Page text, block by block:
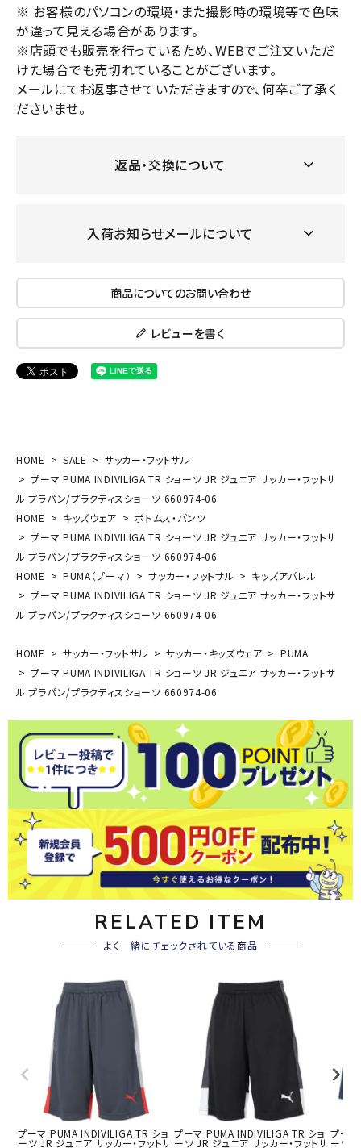
※ お客様のパソコンの環境・また撮影時の環境等で色味
が違って見える場合があります。
※店頭でも販売を行っているため、WEBでご注文いただ
けた場合でも売切れていることがございます。
メールにてお返事させていただきますので、何卒ご了承く
ださいませ。
返品・交換について
入荷お知らせメールについて
商品についてのお問い合わせ
レビューを書く
HOME SALE
サッカー・フットサル
プーマ PUMA INDIVILIGA TR ショーツ JR ジュニア サッカー・フットサ
ル プラパン/プラクティスショーツ 660974-06
HOME
キッズウェア
ボトムス・パンツ
プーマ PUMA INDIVILIGA TR ショーツ JR ジュニア サッカー・フットサ
ル プラパン/プラクティスショーツ 660974-06
HOME
PUMA（プーマ） サッカー・フットサル
キッズアパレル
プーマ PUMA INDIVILIGA TR ショーツ JR ジュニア サッカー・フットサ
ル プラパン/プラクティスショーツ 660974-06
HOME サッカー・フットサル サッカー・キッズウェア
PUMA
プーマ PUMA INDIVILIGA TR ショーツ JR ジュニア サッカー・フットサ
ル プラパン/プラクティスショーツ 660974-06
RELATED ITEM
よく一緒にチェックされている商品
プーマ PUMA INDIVILIGA TR ショ
ーツ JR ジュニア サッカー・フットサ
プーマ PUMA INDIVILIGA TR ショ
ーツ JR ジュニア サッカー・フットサ
プー
ーツ